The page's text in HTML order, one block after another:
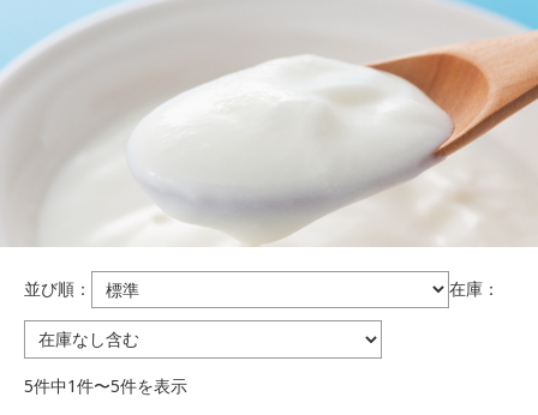
並び順： 在庫：
5件中1件〜5件を表示